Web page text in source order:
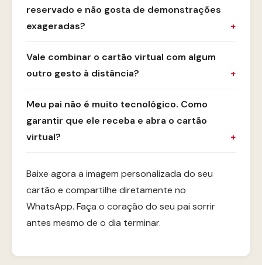
reservado e não gosta de demonstrações
exageradas?
Vale combinar o cartão virtual com algum
outro gesto à distância?
Meu pai não é muito tecnológico. Como
garantir que ele receba e abra o cartão
virtual?
Baixe agora a imagem personalizada do seu
cartão e compartilhe diretamente no
WhatsApp. Faça o coração do seu pai sorrir
antes mesmo de o dia terminar.